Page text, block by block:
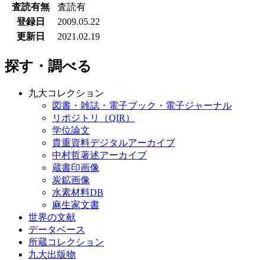
探す・調べる
図書・雑誌・電子ブック・電子ジャーナル
学位論文
貴重資料デジタルアーカイブ
中村哲著述アーカイブ
蔵書印画像
炭鉱画像
水素材料DB
麻生家文書
世界の文献
データベース
所蔵コレクション
九大出版物
電子展示
Cute.Guides